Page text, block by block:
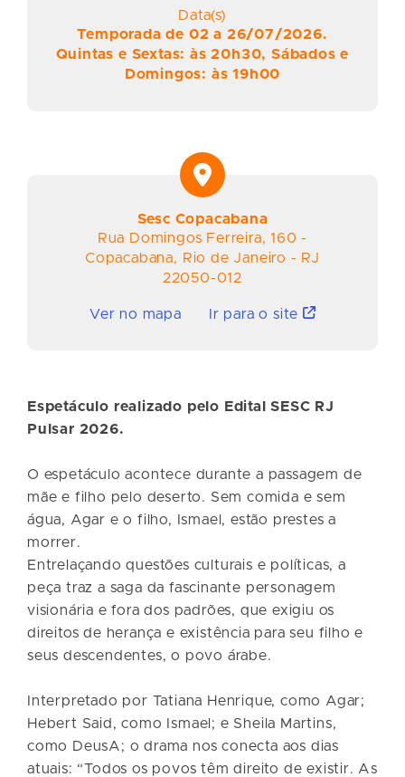
Data(s)
Temporada de 02 a 26/07/2026.
Quintas e Sextas: às 20h30, Sábados e
Domingos: às 19h00
Sesc Copacabana
Rua Domingos Ferreira, 160 -
Copacabana, Rio de Janeiro - RJ
22050-012
Ver no mapa Ir para o site
Espetáculo realizado pelo Edital SESC RJ
Pulsar 2026.
O espetáculo acontece durante a passagem de
mãe e filho pelo deserto. Sem comida e sem
água, Agar e o filho, Ismael, estão prestes a
morrer.
Entrelaçando questões culturais e políticas, a
peça traz a saga da fascinante personagem
visionária e fora dos padrões, que exigiu os
direitos de herança e existência para seu filho e
seus descendentes, o povo árabe.
Interpretado por Tatiana Henrique, como Agar;
Hebert Said, como Ismael; e Sheila Martins,
como DeusA; o drama nos conecta aos dias
atuais: “Todos os povos têm direito de existir. As